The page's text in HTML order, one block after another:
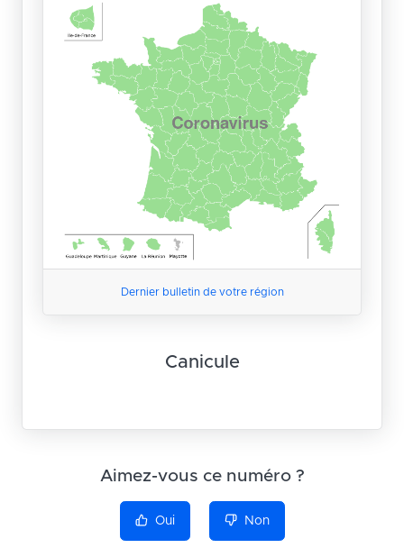
Dernier bulletin de votre région
Canicule
Aimez-vous ce numéro ?
Oui Non